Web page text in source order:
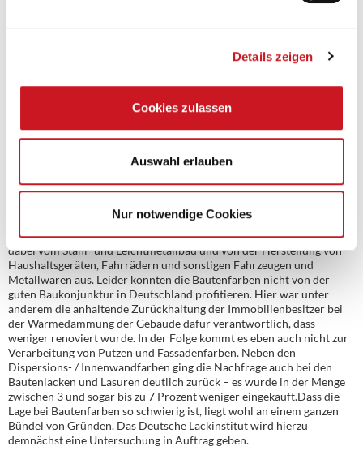
Details zeigen
Cookies zulassen
Auswahl erlauben
Nur notwendige Cookies
Der Absatz von Industrielacken folgte der guten Marktlage der stark
deutsche Industrie nach wie vor sehr gute Produkte anzubieten, die
ungeachtet hoher Preise gut verkaufen lassen.
INDUSTRIELACKE FOLGEN BOOMENDEM MASCHINENBAU
Besonders gut lief die Nachfrage bei Industrielacken für den
Maschinenbau, die Elektroindustrie sowie für Metallerzeugnisse.
Hier stieg der Absatz um gut 3 Prozent. Stärkere Impulse gingen
dabei vom Stahl- und Leichtmetallbau und von der Herstellung von
Haushaltsgeräten, Fahrrädern und sonstigen Fahrzeugen und
Metallwaren aus. Leider konnten die Bautenfarben nicht von der
guten Baukonjunktur in Deutschland profitieren. Hier war unter
anderem die anhaltende Zurückhaltung der Immobilienbesitzer bei
der Wärmedämmung der Gebäude dafür verantwortlich, dass
weniger renoviert wurde. In der Folge kommt es eben auch nicht zur
Verarbeitung von Putzen und Fassadenfarben. Neben den
Dispersions- / Innenwandfarben ging die Nachfrage auch bei den
Bautenlacken und Lasuren deutlich zurück – es wurde in der Menge
zwischen 3 und sogar bis zu 7 Prozent weniger eingekauft.Dass die
Lage bei Bautenfarben so schwierig ist, liegt wohl an einem ganzen
Bündel von Gründen. Das Deutsche Lackinstitut wird hierzu
demnächst eine Untersuchung in Auftrag geben.